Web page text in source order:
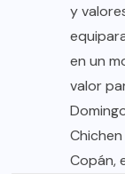
y
en un
valor
Copán,